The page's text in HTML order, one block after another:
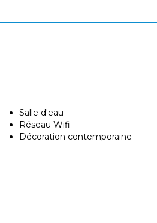
Salle d'eau
Réseau Wifi
Décoration contemporaine